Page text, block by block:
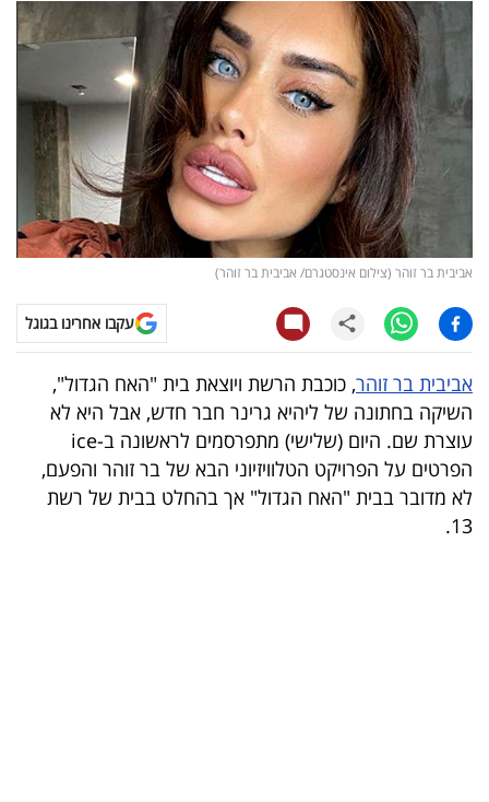
מדדים
ומחקרים
דעות
רכילות
עסקית
קריפטו
ויראלי
טלוויזיה
עסקי
ספורט
קריירה
ולימודים
אביבית בר זוהר (צילום אינסטגרם/ אביבית בר זוהר)
עקבו אחרינו בגוגל
אביבית בר זוהר, כוכבת הרשת ויוצאת בית "האח הגדול",
השיקה בחתונה של ליהיא גרינר חבר חדש, אבל היא לא
עוצרת שם. היום (שלישי) מתפרסמים לראשונה ב-ice
הפרטים על הפרויקט הטלוויזיוני הבא של בר זוהר והפעם,
לא מדובר בבית "האח הגדול" אך בהחלט בבית של רשת
13.